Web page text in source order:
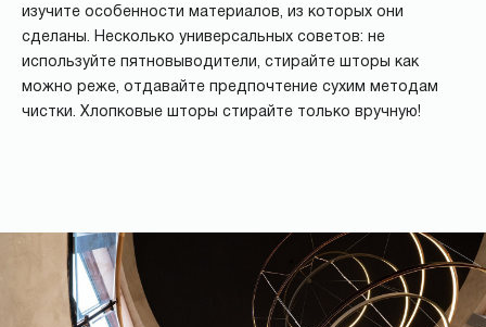
изучите особенности материалов, из которых они
сделаны. Несколько универсальных советов: не
используйте пятновыводители, стирайте шторы как
можно реже, отдавайте предпочтение сухим методам
чистки. Хлопковые шторы стирайте только вручную!